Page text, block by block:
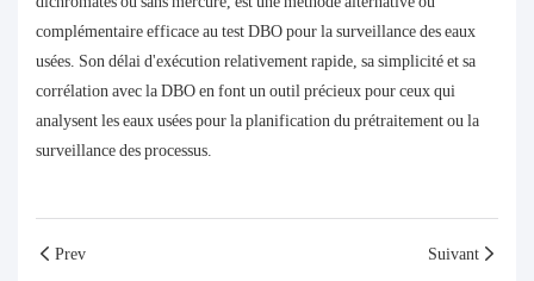
complémentaire efficace au test DBO pour la surveillance des eaux
usées. Son délai d'exécution relativement rapide, sa simplicité et sa
corrélation avec la DBO en font un outil précieux pour ceux qui
analysent les eaux usées pour la planification du prétraitement ou la
surveillance des processus.
Prev Suivant